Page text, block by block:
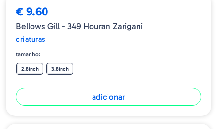
€ 9.60
Bellows Gill - 349 Houran Zarigani
criaturas
tamanho:
2.8inch 3.8inch
adicionar